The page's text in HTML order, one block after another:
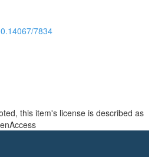
7834
this item's license is described as